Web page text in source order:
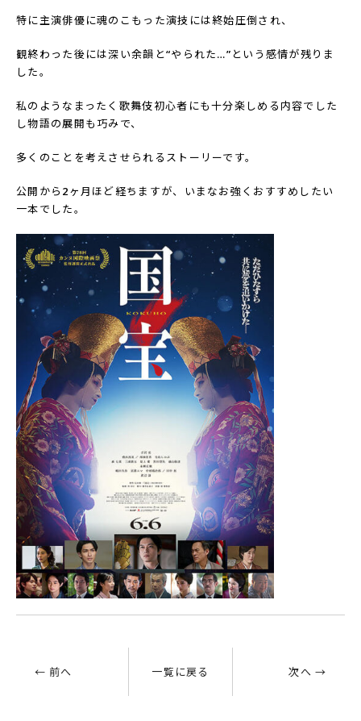
特に主演俳優に魂のこもった演技には終始圧倒され、
観終わった後には深い余韻と“やられた…”という感情が残りま
した。
私のようなまったく歌舞伎初心者にも十分楽しめる内容でした
し物語の展開も巧みで、
多くのことを考えさせられるストーリーです。
公開から2ヶ月ほど経ちますが、いまなお強くおすすめしたい
一本でした。
← 前へ 一覧に戻る 次へ →